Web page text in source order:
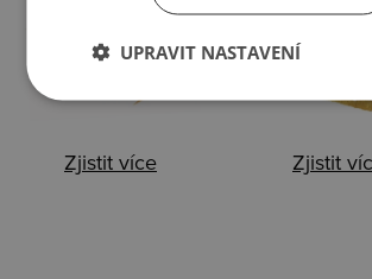
Zjistit více
Balení
Zjistit
UPRAVIT NASTAVENÍ